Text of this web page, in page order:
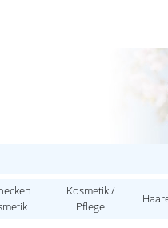
Kosmetik /
Pflege